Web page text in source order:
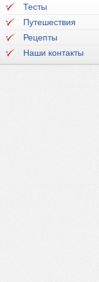
Тесты
Путешествия
Рецепты
Наши контакты